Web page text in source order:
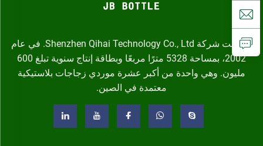
تأسست شركة Shenzhen Qihai Technology Co., Ltd. في عام
2002، بمساحة 5328 مترًا مربعًا وبطاقة إنتاج سنوية تبلغ 600
مليون. وهي واحدة من أكبر عشرة موردي زجاجات بلاستيكية
معتمدة في الصين.